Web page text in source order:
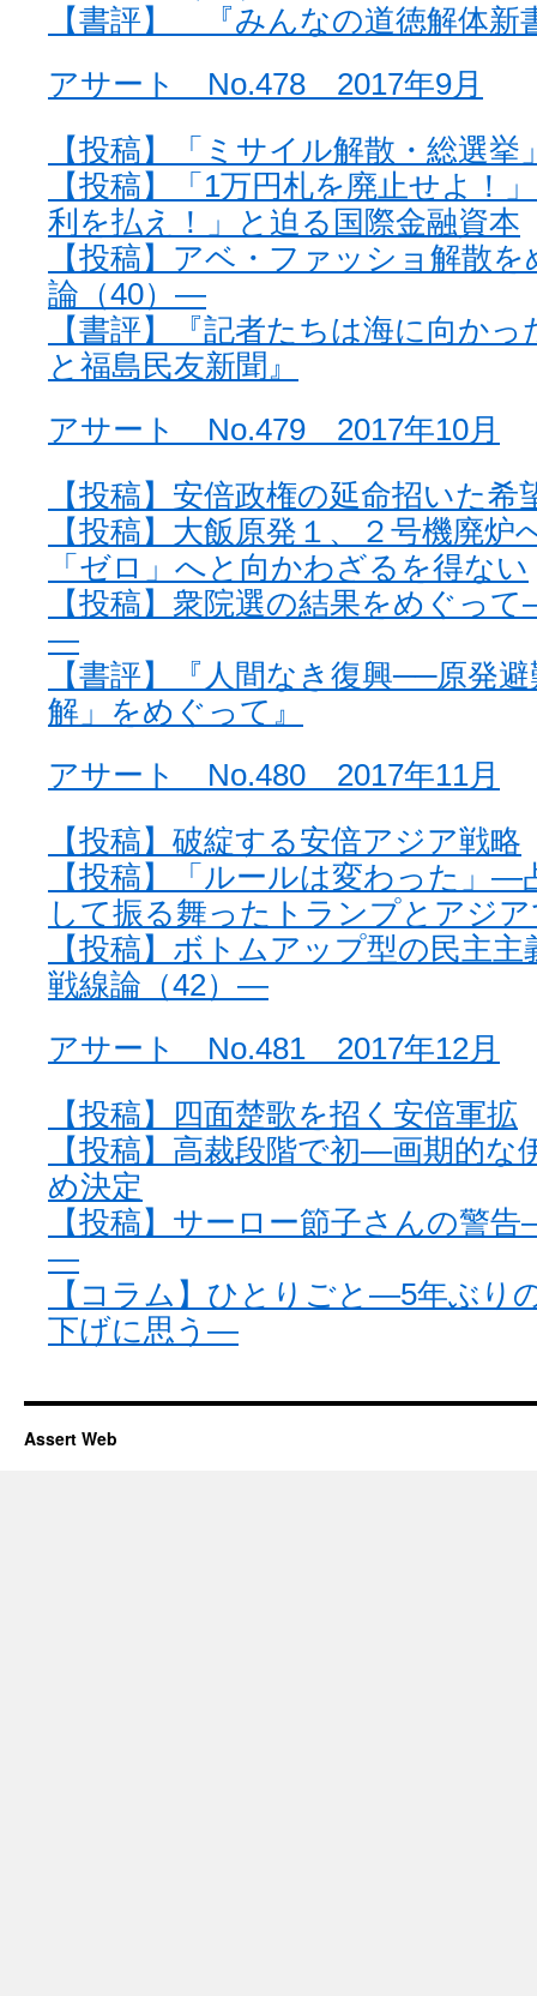
【書評】 『みんなの道徳解体新
アサート No.478 2017年9月
【投稿】「ミサイル解散・総選挙
【投稿】「1万円札を廃止せよ！
利を払え！」と迫る国際金融資本
【投稿】アベ・ファッショ解散
論（40）—
【書評】『記者たちは海に向か
と福島民友新聞』
アサート No.479 2017年10月
【投稿】安倍政権の延命招いた希
【投稿】大飯原発１、２号機廃
「ゼロ」へと向かわざるを得ない
【投稿】衆院選の結果をめぐっ
—
【書評】『人間なき復興──原発
解」をめぐって』
アサート No.480 2017年11月
【投稿】破綻する安倍アジア戦略
【投稿】「ルールは変わった」―
して振る舞ったトランプとアジ
【投稿】ボトムアップ型の民主
戦線論（42）—
アサート No.481 2017年12月
【投稿】四面楚歌を招く安倍軍拡
【投稿】高裁段階で初―画期的な
め決定
【投稿】サーロー節子さんの警
—
【コラム】ひとりごと—5年ぶり
下げに思う—
Assert Web